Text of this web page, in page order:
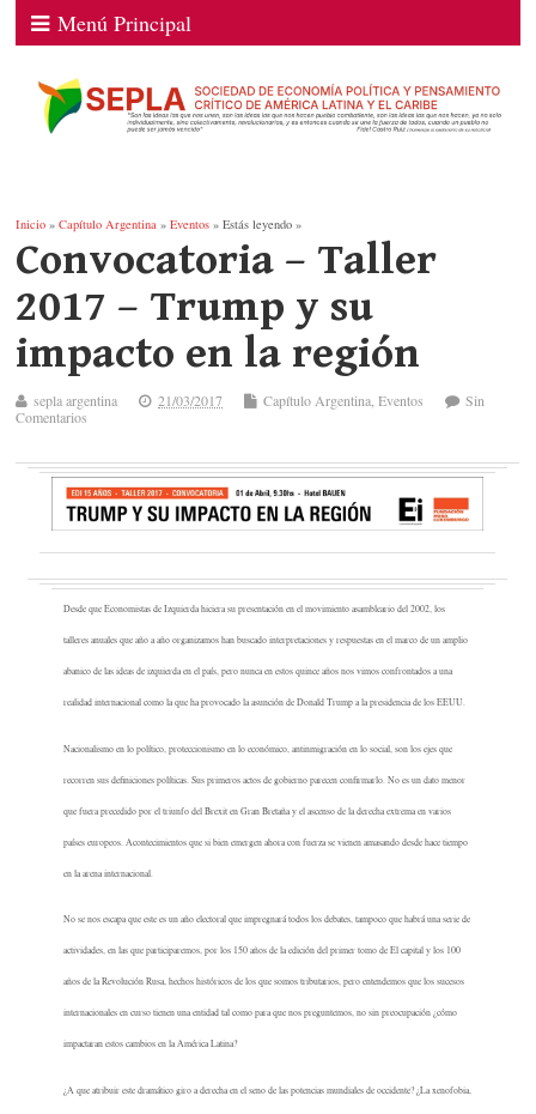
Menú Principal
Inicio »Capítulo Argentina »Eventos » Estás leyendo »
Convocatoria – Taller
2017 – Trump y su
impacto en la región
sepla argentina 21/03/2017 Capítulo Argentina,Eventos
Sin
Comentarios
Desde que Economistas de Izquierda hiciera su presentación en el movimiento asambleario del 2002, los
talleres anuales que año a año organizamos han buscado interpretaciones y respuestas en el marco de un amplio
abanico de las ideas de izquierda en el país, pero nunca en estos quince años nos vimos confrontados a una
realidad internacional como la que ha provocado la asunción de Donald Trump a la presidencia de los EEUU.
Nacionalismo en lo político, proteccionismo en lo económico, antinmigración en lo social, son los ejes que
recorren sus definiciones políticas. Sus primeros actos de gobierno parecen confirmarlo. No es un dato menor
que fuera precedido por el triunfo del Brexit en Gran Bretaña y el ascenso de la derecha extrema en varios
países europeos. Acontecimientos que si bien emergen ahora con fuerza se vienen amasando desde hace tiempo
en la arena internacional.
No se nos escapa que este es un año electoral que impregnará todos los debates, tampoco que habrá una serie de
actividades, en las que participaremos, por los 150 años de la edición del primer tomo de El capital y los 100
años de la Revolución Rusa, hechos históricos de los que somos tributarios, pero entendemos que los sucesos
internacionales en curso tienen una entidad tal como para que nos preguntemos, no sin preocupación ¿cómo
impactaran estos cambios en la América Latina?
¿A que atribuir este dramático giro a derecha en el seno de las potencias mundiales de occidente? ¿La xenofobia,